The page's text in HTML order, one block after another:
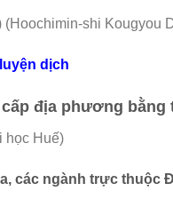
(Hoochimin-shi
dịch
địa phương bằng
học Huế)
các ngành trực thuộc